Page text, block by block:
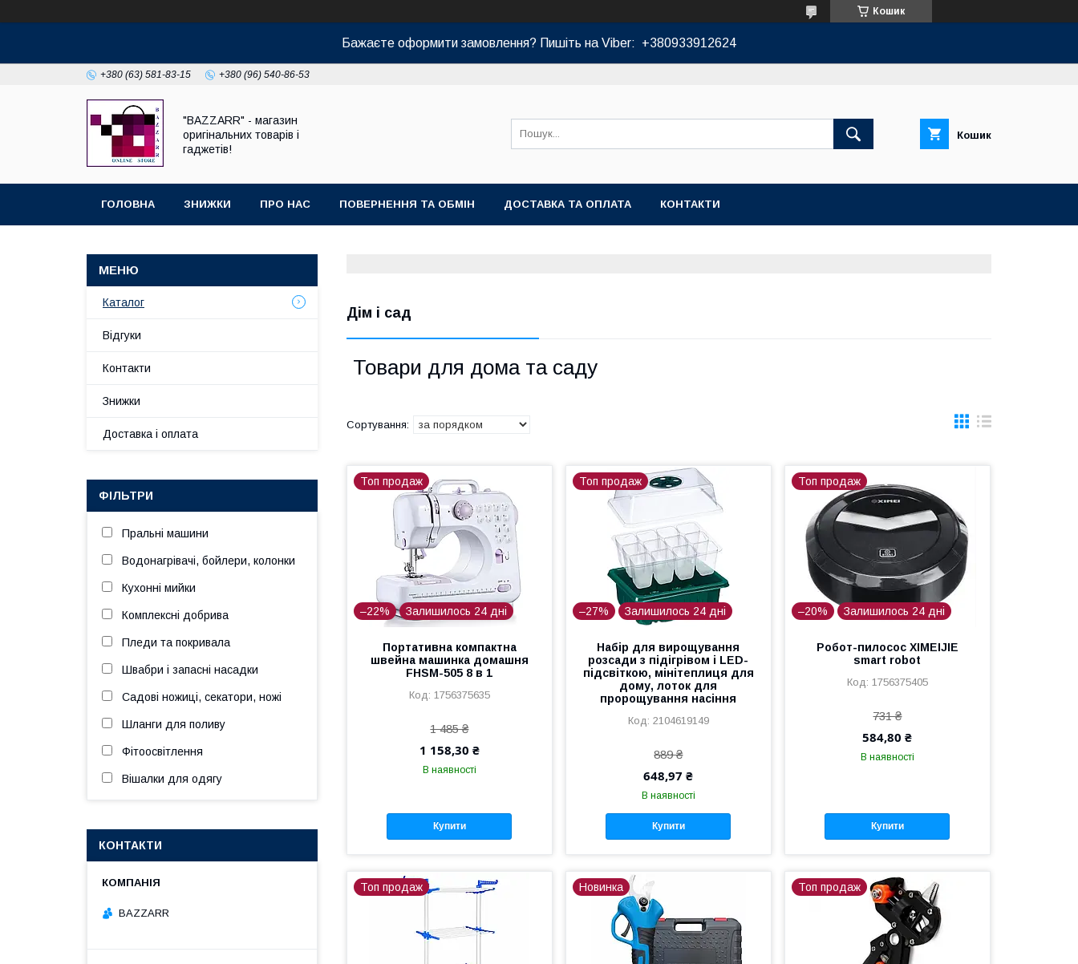
Кошик
Бажаєте оформити замовлення? Пишіть на Viber: +380933912624
+380 (63) 581-83-15 +380 (96) 540-86-53
"BAZZARR" - магазин
оригінальних товарів і
гаджетів!
Кошик
ГОЛОВНА ЗНИЖКИ ПРО НАС ПОВЕРНЕННЯ ТА ОБМІН ДОСТАВКА ТА ОПЛАТА КОНТАКТИ
Дім і сад
Товари для дома та саду
Топ продаж
–22% Залишилось 24 дні
Портативна компактна
швейна машинка домашня
FHSM-505 8 в 1
1756375635
1 485 ₴
1 158,30 ₴
В наявності
Купити
Топ продаж
–27% Залишилось 24 дні
Набір для вирощування
розсади з підігрівом і LED-
підсвіткою, мінітеплиця для
дому, лоток для
пророщування насіння
2104619149
889 ₴
648,97 ₴
В наявності
Купити
Топ продаж
–20% Залишилось 24 дні
Робот-пилосос XIMEIJIE
smart robot
1756375405
731 ₴
584,80 ₴
В наявності
Купити
Топ продаж Новинка Топ продаж
Каталог
Відгуки
Контакти
Знижки
Доставка і оплата
ФІЛЬТРИ
Пральні машини
Водонагрівачі, бойлери, колонки
Кухонні мийки
Комплексні добрива
Пледи та покривала
Швабри і запасні насадки
Садові ножиці, секатори, ножі
Шланги для поливу
Фітоосвітлення
Вішалки для одягу
КОНТАКТИ
BAZZARR